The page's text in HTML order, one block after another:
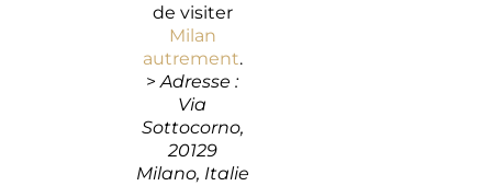
de visiter
Milan
autrement.
>Adresse :
Via
Sottocorno,
20129
Milano, Italie